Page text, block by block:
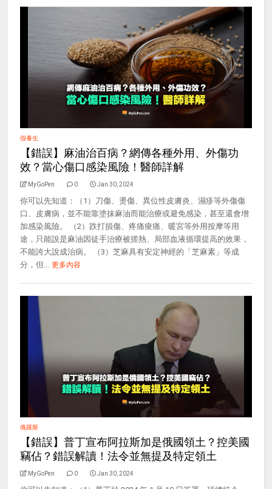
假養生
【錯誤】麻油治百病？網傳各種外用、外傷功
效？當心傷口感染風險！醫師詳解
MyGoPen 0 Jan 30, 2024
你可以先知道：（1）刀傷、燙傷、異位性皮膚炎、濕疹等外傷傷
口、皮膚病，並不能靠塗抹麻油而能治療或避免感染，甚至還會增
加感染風險。 （2）跌打損傷、疼痛痠痛、暖宮等外用按摩等用
途，只能說是麻油因徒手治療被搓熱、局部血液循環提高的效果，
不能誇大說成治病。 （3）芝麻具有安定神經的「芝麻素」等成
分，但... 更多內容
俄羅斯
【錯誤】普丁宣布阿拉斯加是俄國領土？控美國
竊佔？錯誤解讀！法令並無提及特定領土
MyGoPen 0 Jan 30, 2024